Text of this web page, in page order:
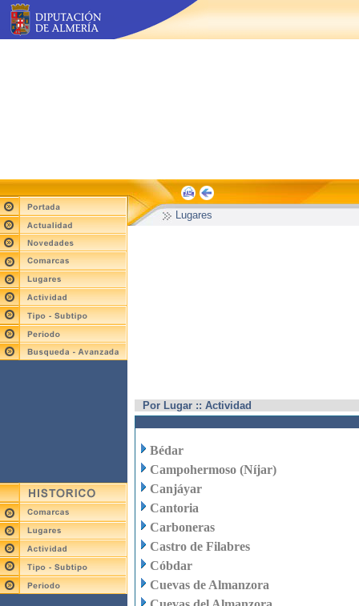
Lugares
Por Lugar :: Actividad
Bédar
Campohermoso (Níjar)
Canjáyar
Cantoria
Carboneras
Castro de Filabres
Cóbdar
Cuevas de Almanzora